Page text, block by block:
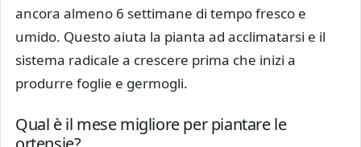
ancora almeno 6 settimane di tempo fresco e
umido. Questo aiuta la pianta ad acclimatarsi e il
sistema radicale a crescere prima che inizi a
produrre foglie e germogli.
Qual è il mese migliore per piantare le